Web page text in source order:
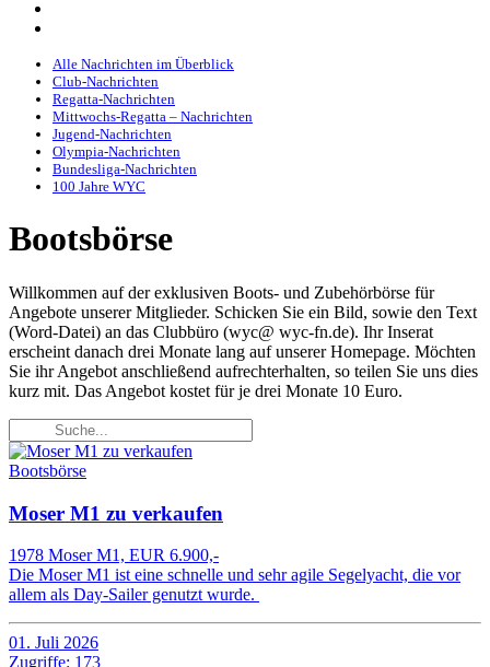
Alle Nachrichten im Überblick
Club-Nachrichten
Regatta-Nachrichten
Mittwochs-Regatta – Nachrichten
Jugend-Nachrichten
Olympia-Nachrichten
Bundesliga-Nachrichten
100 Jahre WYC
Bootsbörse
Willkommen auf der exklusiven Boots- und Zubehörbörse für
Angebote unserer Mitglieder. Schicken Sie ein Bild, sowie den Text
(Word-Datei) an das Clubbüro (wyc@ wyc-fn.de). Ihr Inserat
erscheint danach drei Monate lang auf unserer Homepage. Möchten
Sie ihr Angebot anschließend aufrechterhalten, so teilen Sie uns dies
kurz mit. Das Angebot kostet für je drei Monate 10 Euro.
Bootsbörse
Moser M1 zu verkaufen
1978 Moser M1, EUR 6.900,-
Die Moser M1 ist eine schnelle und sehr agile Segelyacht, die vor
allem als Day-Sailer genutzt wurde.
01. Juli 2026
Zugriffe: 173